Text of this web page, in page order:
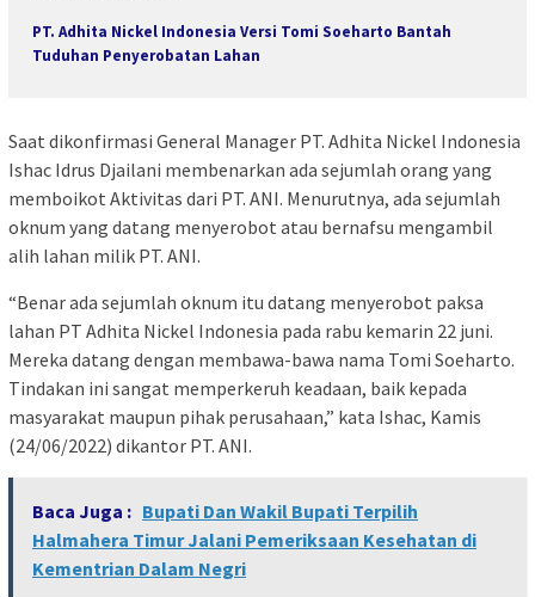
PT. Adhita Nickel Indonesia Versi Tomi Soeharto Bantah
Tuduhan Penyerobatan Lahan
Saat dikonfirmasi General Manager PT. Adhita Nickel Indonesia
Ishac Idrus Djailani membenarkan ada sejumlah orang yang
memboikot Aktivitas dari PT. ANI. Menurutnya, ada sejumlah
oknum yang datang menyerobot atau bernafsu mengambil
alih lahan milik PT. ANI.
“Benar ada sejumlah oknum itu datang menyerobot paksa
lahan PT Adhita Nickel Indonesia pada rabu kemarin 22 juni.
Mereka datang dengan membawa-bawa nama Tomi Soeharto.
Tindakan ini sangat memperkeruh keadaan, baik kepada
masyarakat maupun pihak perusahaan,” kata Ishac, Kamis
(24/06/2022) dikantor PT. ANI.
Baca Juga : Bupati Dan Wakil Bupati Terpilih
Halmahera Timur Jalani Pemeriksaan Kesehatan di
Kementrian Dalam Negri